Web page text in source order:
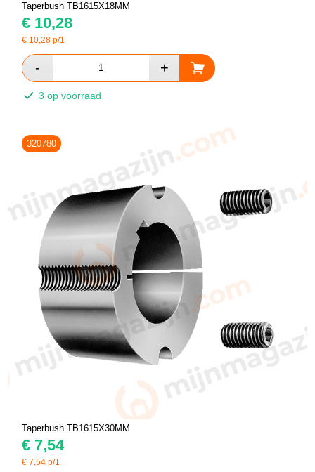
Taperbush TB1615X18MM
€ 10,28
€ 10,28 p/1
3 op voorraad
320780
Taperbush TB1615X30MM
€ 7,54
€7,54 p/1